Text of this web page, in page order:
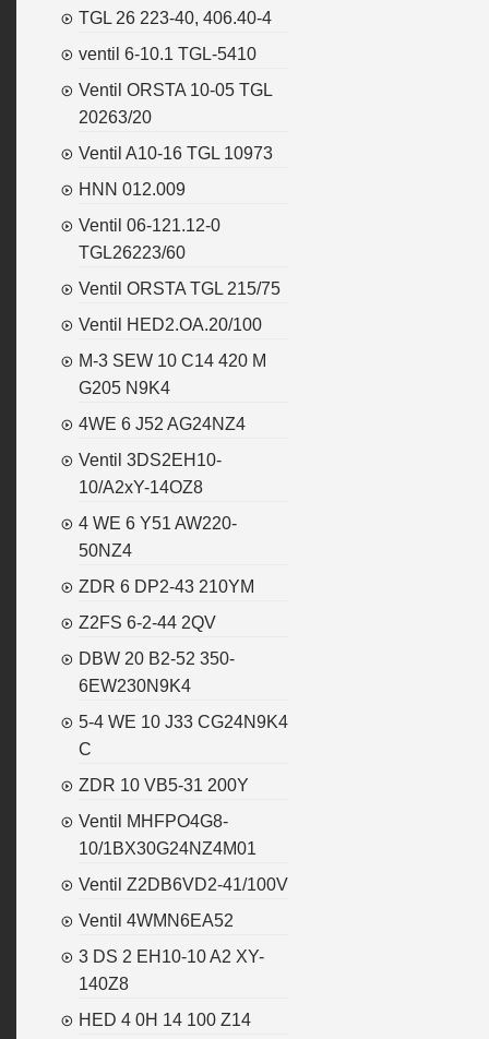
TGL 26 223-40, 406.40-4
ventil 6-10.1 TGL-5410
Ventil ORSTA 10-05 TGL
20263/20
Ventil A10-16 TGL 10973
HNN 012.009
Ventil 06-121.12-0
TGL26223/60
Ventil ORSTA TGL 215/75
Ventil HED2.OA.20/100
M-3 SEW 10 C14 420 M
G205 N9K4
4WE 6 J52 AG24NZ4
Ventil 3DS2EH10-
10/A2xY-14OZ8
4 WE 6 Y51 AW220-
50NZ4
ZDR 6 DP2-43 210YM
Z2FS 6-2-44 2QV
DBW 20 B2-52 350-
6EW230N9K4
5-4 WE 10 J33 CG24N9K4
C
ZDR 10 VB5-31 200Y
Ventil MHFPO4G8-
10/1BX30G24NZ4M01
Ventil Z2DB6VD2-41/100V
Ventil 4WMN6EA52
3 DS 2 EH10-10 A2 XY-
140Z8
HED 4 0H 14 100 Z14